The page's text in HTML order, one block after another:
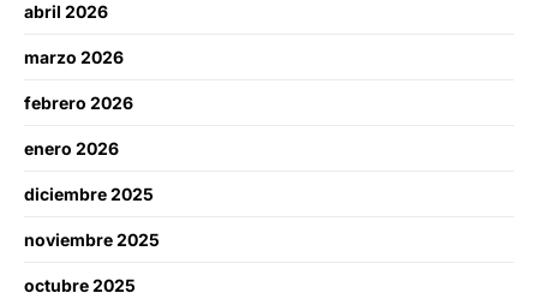
abril 2026
marzo 2026
febrero 2026
enero 2026
diciembre 2025
noviembre 2025
octubre 2025